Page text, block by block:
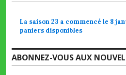
La saison 23 a commencé le 8
paniers disponibles
ABONNEZ-VOUS AUX